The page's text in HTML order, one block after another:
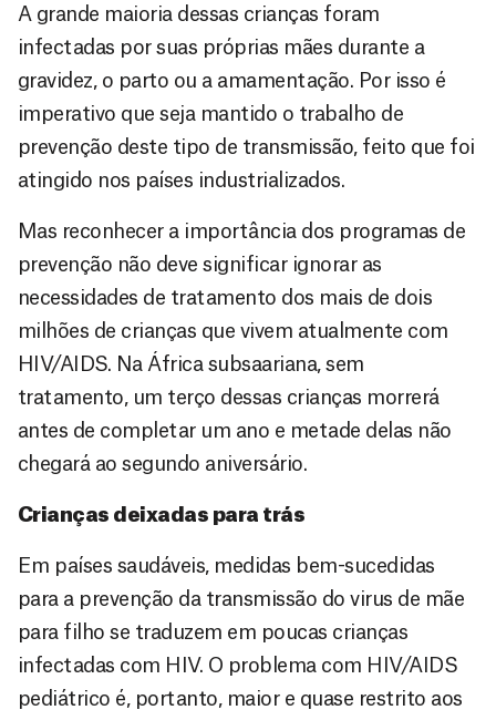
A grande maioria dessas crianças foram
infectadas por suas próprias mães durante a
gravidez, o parto ou a amamentação. Por isso é
imperativo que seja mantido o trabalho de
prevenção deste tipo de transmissão, feito que foi
atingido nos países industrializados.
Mas reconhecer a importância dos programas de
prevenção não deve significar ignorar as
necessidades de tratamento dos mais de dois
milhões de crianças que vivem atualmente com
HIV/AIDS. Na África subsaariana, sem
tratamento, um terço dessas crianças morrerá
antes de completar um ano e metade delas não
chegará ao segundo aniversário.
Crianças deixadas para trás
Em países saudáveis, medidas bem-sucedidas
para a prevenção da transmissão do virus de mãe
para filho se traduzem em poucas crianças
infectadas com HIV. O problema com HIV/AIDS
pediátrico é, portanto, maior e quase restrito aos